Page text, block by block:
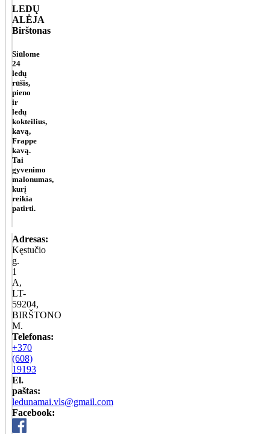
LEDŲ
ALĖJA
Birštonas
Siūlome
24
ledų
rūšis,
pieno
ir
ledų
kokteilius,
kavą,
Frappe
kavą.
Tai
gyvenimo
malonumas,
kurį
reikia
patirti.
Adresas:
Kęstučio
g.
1
A,
LT-
59204,
BIRŠTONO
M.
Telefonas:
+370
(608)
19193
El.
paštas:
ledunamai.vls@gmail.com
Facebook: